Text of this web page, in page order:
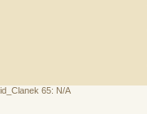
id_Clanek 65: N/A